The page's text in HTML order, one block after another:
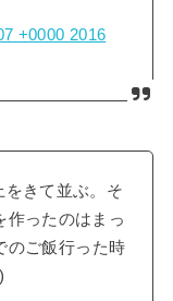
+0000 2016
をきて並ぶ。そ
作ったのはまっ
のご飯行った時